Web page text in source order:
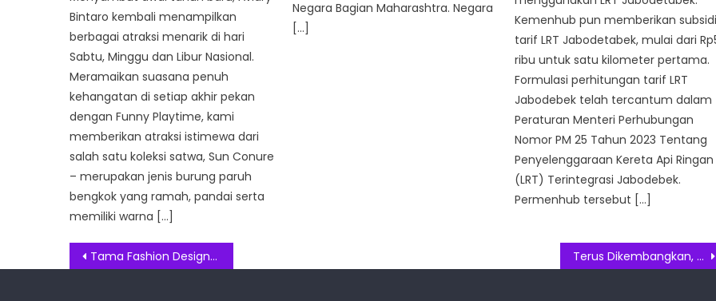
Bintaro kembali menampilkan
berbagai atraksi menarik di hari
Sabtu, Minggu dan Libur Nasional.
Meramaikan suasana penuh
kehangatan di setiap akhir pekan
dengan Funny Playtime, kami
memberikan atraksi istimewa dari
salah satu koleksi satwa, Sun Conure
– merupakan jenis burung paruh
bengkok yang ramah, pandai serta
memiliki warna […]
Negara Bagian Maharashtra. Negara
[…]
Kemenhub pun memberikan
tarif LRT Jabodetabek, mulai dari
ribu untuk satu kilometer pertama.
Formulasi perhitungan tarif LRT
Jabodebek telah tercantum dalam
Peraturan Menteri Perhubungan
Nomor PM 25 Tahun 2023 Tentang
Penyelenggaraan Kereta Api Ringan
(LRT) Terintegrasi Jabodebek.
Permenhub tersebut […]
Post
Tama Fashion Design Competition 2021, Usung Konsep Ready To Wear Terus Dikembangkan, Kini Layanan J&T Super Telah Hadir di 30 Kota